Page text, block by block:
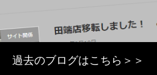
過去のブログはこちら＞＞